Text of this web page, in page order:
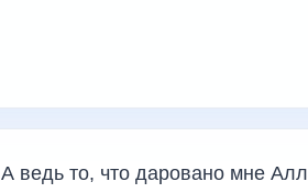
А ведь то, что даровано мне